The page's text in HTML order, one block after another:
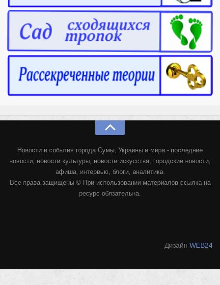
Новости и события города Сумы, Украины и мира - последние
новости, новости культуры, новости искусства, городские новости,
афиша, интервью, блоги, аналитика.
Все права защищены © При использовании материалов ссылка на
ресурс обязательна.
Дизайн WEB24